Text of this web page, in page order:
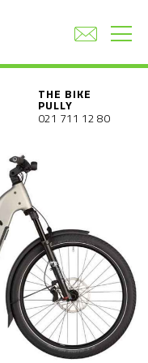
THE BIKE
PULLY
021 711 12 80